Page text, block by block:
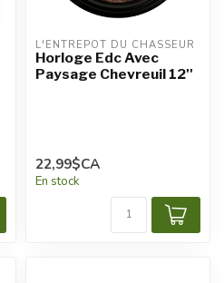
L'ENTREPÔT DU CHASSEUR
Horloge Edc Avec
Paysage Chevreuil 12''
22,99$CA
En stock